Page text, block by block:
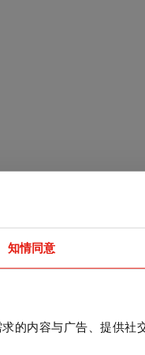
知情同意
的内容与广告、提供